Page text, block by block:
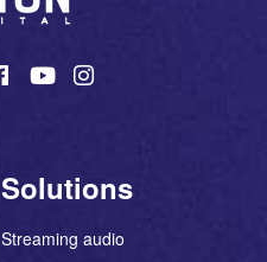
Solutions
Streaming audio